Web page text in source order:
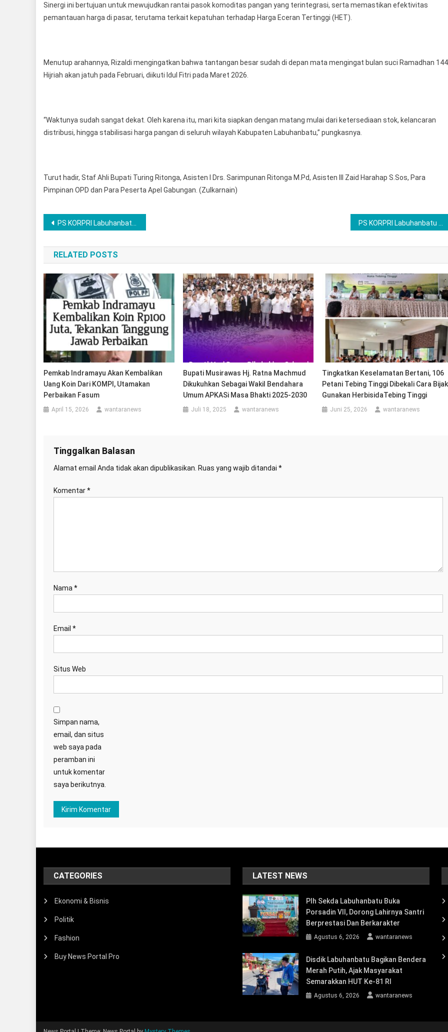
Sinergi ini bertujuan untuk mewujudkan rantai pasok komoditas pangan yang terintegrasi, serta memastikan efektivitas
pemantauan harga di pasar, terutama terkait kepatuhan terhadap Harga Eceran Tertinggi (HET).
Menutup arahannya, Rizaldi mengingatkan bahwa tantangan besar sudah di depan mata mengingat bulan suci Ramadhan
Hijriah akan jatuh pada Februari, diikuti Idul Fitri pada Maret 2026.
“Waktunya sudah sangat dekat. Oleh karena itu, mari kita siapkan dengan matang mulai dari ketersediaan stok, kelancaran
distribusi, hingga stabilisasi harga pangan di seluruh wilayah Kabupaten Labuhanbatu,” pungkasnya.
Turut hadir, Staf Ahli Bupati Turing Ritonga, Asisten I Drs. Sarimpunan Ritonga M.Pd, Asisten III Zaid Harahap S.Sos, Para
Pimpinan OPD dan Para Peserta Apel Gabungan. (Zulkarnain)
Navigasi
pos
PS KORPRI Labuhanbatu Menang 3-0 Atas PS KORPRI Tanjung Balai Dalam Laga Persahabatan
RELATED POSTS
Pemkab Indramayu Akan Kembalikan
Uang Koin Dari KOMPI, Utamakan
Perbaikan Fasum
April 15, 2026 wantaranews
Bupati Musirawas Hj. Ratna Machmud
Dikukuhkan Sebagai Wakil Bendahara
Umum APKASi Masa Bhakti 2025-2030
Juli 18, 2025 wantaranews
Tingkatkan Keselamatan Bertani, 106
Petani Tebing Tinggi Dibekali Cara Bijak
Gunakan HerbisidaTebing Tinggi
Juni 25, 2026 wantaranews
Tinggalkan Balasan
Alamat email Anda tidak akan dipublikasikan. Ruas yang wajib ditandai *
Komentar*
Nama *
Email *
Situs Web
Simpan nama,
email, dan situs
web saya pada
peramban ini
untuk komentar
saya berikutnya.
CATEGORIES
Ekonomi & Bisnis
Politik
Fashion
Buy News Portal Pro
LATEST NEWS
Plh Sekda Labuhanbatu Buka
Porsadin VII, Dorong Lahirnya Santri
Berprestasi Dan Berkarakter
Agustus 6, 2026 wantaranews
Disdik Labuhanbatu Bagikan Bendera
Merah Putih, Ajak Masyarakat
Semarakkan HUT Ke-81 RI
Agustus 6, 2026 wantaranews